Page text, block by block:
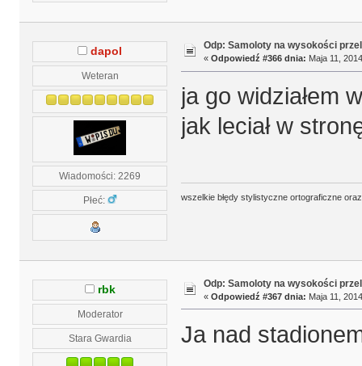
dapol
Weteran
Wiadomości: 2269
Płeć:
Odp: Samoloty na wysokości
« Odpowiedź #366 dnia: Maja 11,
ja go widziałem
jak leciał w
wszelkie błędy stylistyczne ortograficzne
rbk
Moderator
Stara Gwardia
Odp: Samoloty na wysokości
« Odpowiedź #367 dnia: Maja 11,
Ja nad